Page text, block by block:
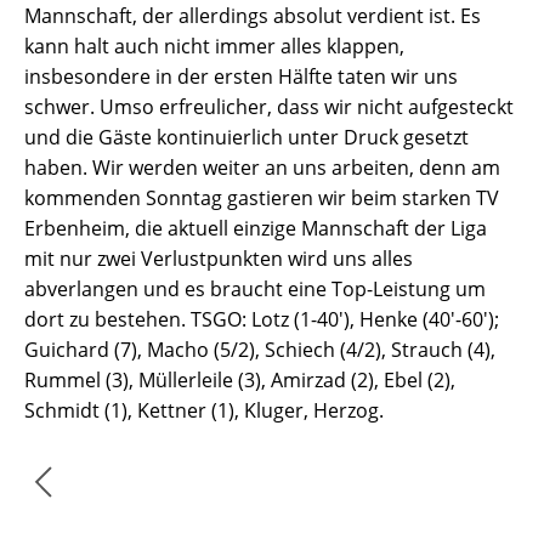
Mannschaft, der allerdings absolut verdient ist. Es
kann halt auch nicht immer alles klappen,
insbesondere in der ersten Hälfte taten wir uns
schwer. Umso erfreulicher, dass wir nicht aufgesteckt
und die Gäste kontinuierlich unter Druck gesetzt
haben. Wir werden weiter an uns arbeiten, denn am
kommenden Sonntag gastieren wir beim starken TV
Erbenheim, die aktuell einzige Mannschaft der Liga
mit nur zwei Verlustpunkten wird uns alles
abverlangen und es braucht eine Top-Leistung um
dort zu bestehen. TSGO: Lotz (1-40'), Henke (40'-60');
Guichard (7), Macho (5/2), Schiech (4/2), Strauch (4),
Rummel (3), Müllerleile (3), Amirzad (2), Ebel (2),
Schmidt (1), Kettner (1), Kluger, Herzog.